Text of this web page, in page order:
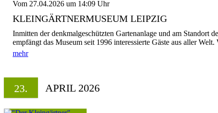
Vom 27.04.2026 um 14:09 Uhr
KLEINGÄRTNERMUSEUM LEIPZIG
Inmitten der denkmalgeschützten Gartenanlage und am Standort
empfängt das Museum seit 1996 interessierte Gäste aus aller
mehr
23. APRIL 2026